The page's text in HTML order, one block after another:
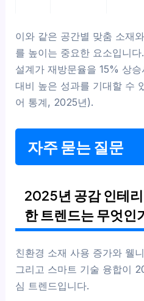
이와 같은 공간별 맞춤 소재
를 높이는 중요한 요소입니
설계가 재방문율을 15% 상
대비 높은 성과를 기대할 수
어 통계, 2025년).
자주 묻는 질문
2025년 공감 인테
한 트렌드는 무엇인
친환경 소재 사용 증가와 웰
그리고 스마트 기술 융합이
심 트렌드입니다.